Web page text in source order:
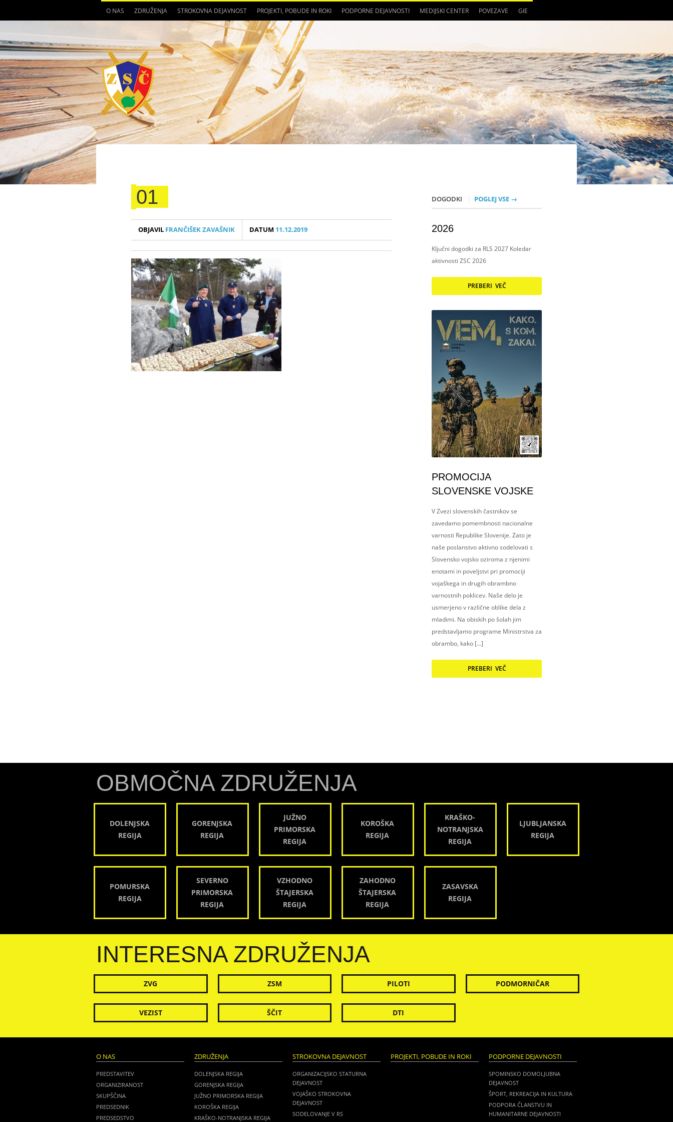
O NAS ZDRUŽENJA STROKOVNA DEJAVNOST PROJEKTI, POBUDE IN ROKI PODPORNE DEJAVNOSTI MEDIJSKI CENTER POVEZAVE GIE
01
OBJAVIL FRANČIŠEK ZAVAŠNIK DATUM 11.12.2019
DOGODKI POGLEJ VSE →
2026
Ključni dogodki za RLS 2027 Koledar
aktivnosti ZSC 2026
PREBERI VEČ
PROMOCIJA
SLOVENSKE VOJSKE
V Zvezi slovenskih častnikov se
zavedamo pomembnosti nacionalne
varnosti Republike Slovenije. Zato je
naše poslanstvo aktivno sodelovati s
Slovensko vojsko oziroma z njenimi
enotami in poveljstvi pri promociji
vojaškega in drugih obrambno
varnostnih poklicev. Naše delo je
usmerjeno v različne oblike dela z
mladimi. Na obiskih po šolah jim
predstavljamo programe Ministrstva za
obrambo, kako […]
PREBERI VEČ
OBMOČNA ZDRUŽENJA
DOLENJSKA
REGIJA
GORENJSKA
REGIJA
JUŽNO
PRIMORSKA
REGIJA
KOROŠKA
REGIJA
KRAŠKO-
NOTRANJSKA
REGIJA
LJUBLJANSKA
REGIJA
POMURSKA
REGIJA
SEVERNO
PRIMORSKA
REGIJA
VZHODNO
ŠTAJERSKA
REGIJA
ZAHODNO
ŠTAJERSKA
REGIJA
ZASAVSKA
REGIJA
INTERESNA ZDRUŽENJA
ZVG ZSM PILOTI PODMORNIČAR
VEZIST ŠČIT DTI
O NAS
PREDSTAVITEV
ORGANIZIRANOST
SKUPŠČINA
PREDSEDNIK
PREDSEDSTVO
ZDRUŽENJA
DOLENJSKA REGIJA
GORENJSKA REGIJA
JUŽNO PRIMORSKA REGIJA
KOROŠKA REGIJA
KRAŠKO-NOTRANJSKA REGIJA
STROKOVNA DEJAVNOST
ORGANIZACIJSKO STATURNA
DEJAVNOST
VOJAŠKO STROKOVNA
DEJAVNOST
SODELOVANJE V RS
PROJEKTI, POBUDE IN ROKI PODPORNE DEJAVNOSTI
SPOMINSKO DOMOLJUBNA
DEJAVNOST
ŠPORT, REKREACIJA IN KULTURA
PODPORA ČLANSTVU IN
HUMANITARNE DEJAVNOSTI